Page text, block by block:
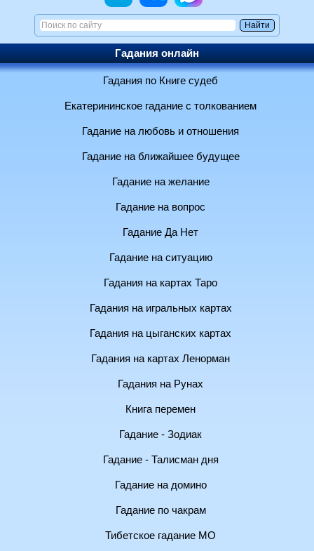
Гадания онлайн
Гадания по Книге судеб
Екатерининское гадание с толкованием
Гадание на любовь и отношения
Гадание на ближайшее будущее
Гадание на желание
Гадание на вопрос
Гадание Да Нет
Гадание на ситуацию
Гадания на картах Таро
Гадания на игральных картах
Гадания на цыганских картах
Гадания на картах Ленорман
Гадания на Рунах
Книга перемен
Гадание - Зодиак
Гадание - Талисман дня
Гадание на домино
Гадание по чакрам
Тибетское гадание МО